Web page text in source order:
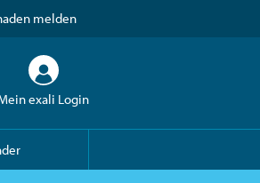
melden
exali Login